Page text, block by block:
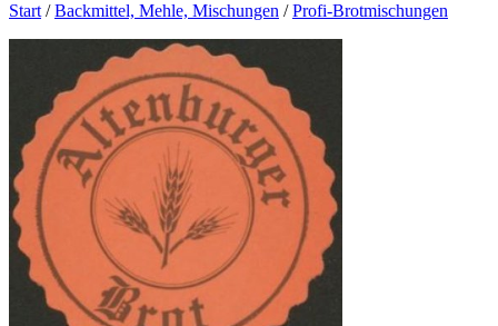
Start /Backmittel, Mehle, Mischungen /Profi-Brotmischungen